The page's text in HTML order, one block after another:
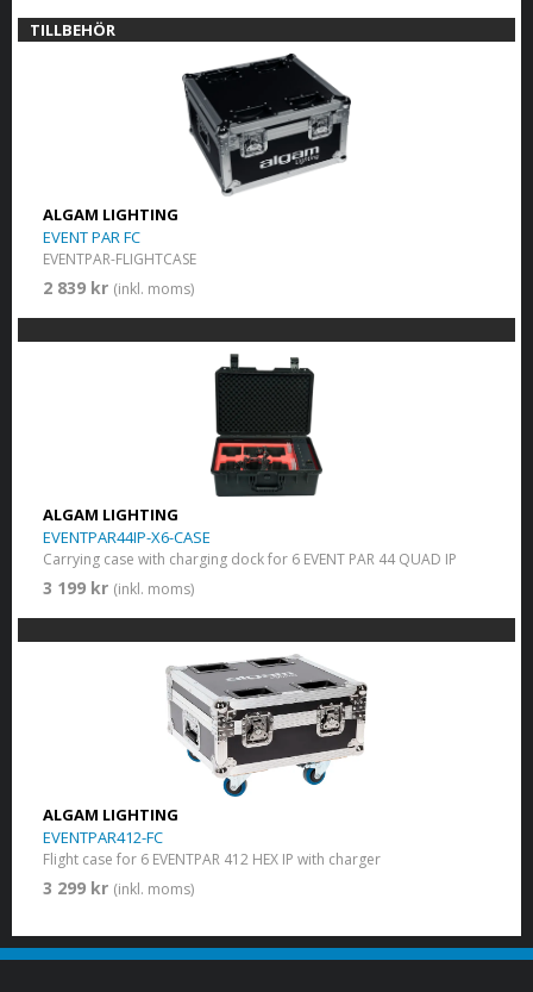
TILLBEHÖR
ALGAM LIGHTING
EVENT PAR FC
EVENTPAR-FLIGHTCASE
2 839 kr (inkl. moms)
ALGAM LIGHTING
EVENTPAR44IP-X6-CASE
Carrying case with charging dock for 6 EVENT PAR 44 QUAD IP
3 199 kr (inkl. moms)
ALGAM LIGHTING
EVENTPAR412-FC
Flight case for 6 EVENTPAR 412 HEX IP with charger
3 299 kr (inkl. moms)